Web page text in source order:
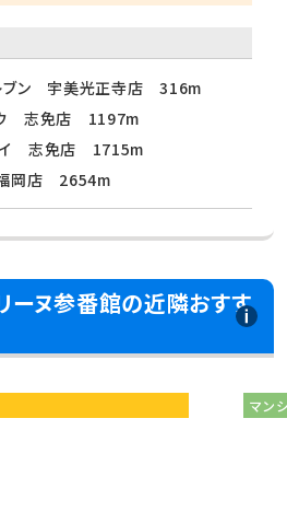
ブン 宇美光正寺店 316m
ウ 志免店 1197m
イ 志免店 1715m
岡店 2654m
ーヌ参番館の近隣おすす
マン